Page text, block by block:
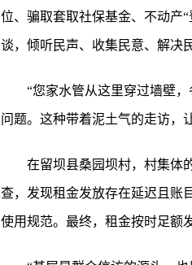
位、骗取套取社保基金、不动产
谈，倾听民声、收集民意、解决
“您家水管从这里穿过墙壁
问题。这种带着泥土气的走访，
在留坝县桑园坝村，村集体
查，发现租金发放存在延迟且账
使用规范。最终，租金按时足额